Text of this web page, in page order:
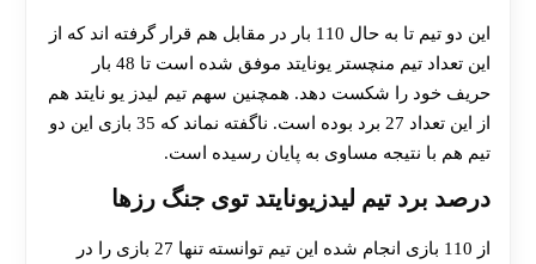
این دو تیم تا به حال 110 بار در مقابل هم قرار گرفته اند که از
این تعداد تیم منچستر یونایتد موفق شده است تا 48 بار
حریف خود را شکست دهد. همچنین سهم تیم لیدز یو نایتد هم
از این تعداد 27 برد بوده است. ناگفته نماند که 35 بازی این دو
تیم هم با نتیجه مساوی به پایان رسیده است.
درصد برد تیم لیدزیونایتد توی جنگ رزها
از 110 بازی انجام شده این تیم توانسته تنها 27 بازی را در